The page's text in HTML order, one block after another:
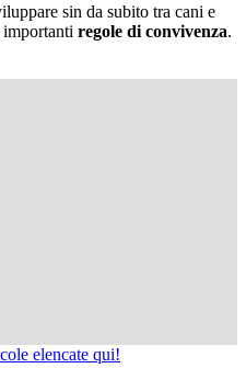
sin da subito tra cani e
importanti regole di convivenza.
elencate qui!